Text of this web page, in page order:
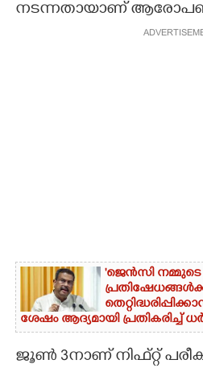
നടന്നതായാണ്
'ജെൻസി നമ്മുടെ
ശേഷം ആദ്യമായി പ്രതികരിച്ച്
ജൂൺ 3നാണ് നിഫ്റ്റ്